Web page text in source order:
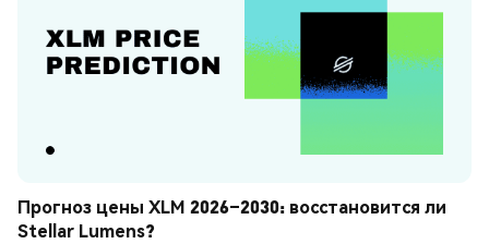
Прогноз цены XLM 2026–2030: восстановится ли
Stellar Lumens?